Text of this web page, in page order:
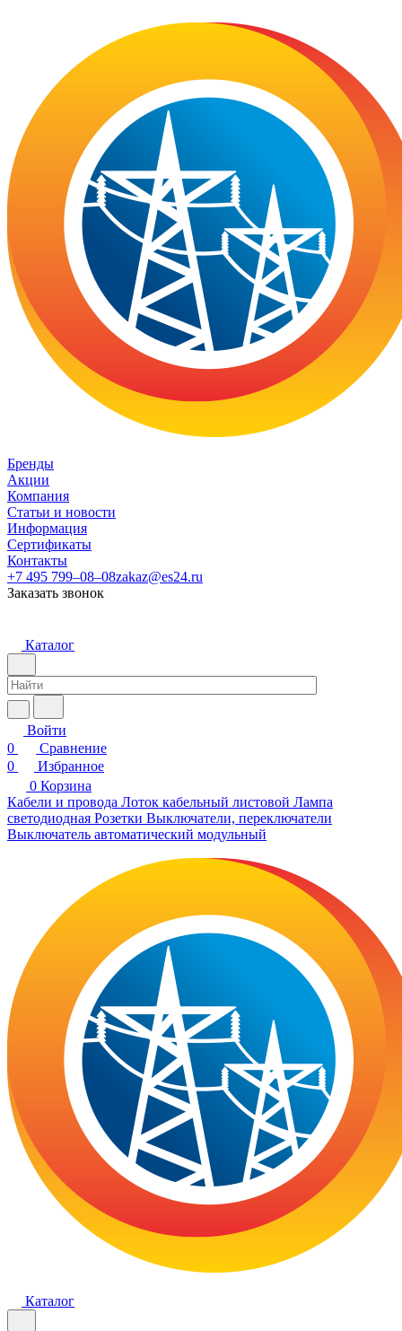
Бренды
Акции
Компания
Статьи и новости
Информация
Сертификаты
Контакты
+7 495 799–08–08zakaz@es24.ru
Заказать звонок
Каталог
Войти
0
Сравнение
0
Избранное
0 Корзина
Кабели и провода Лоток кабельный листовой Лампа
светодиодная Розетки Выключатели, переключатели
Выключатель автоматический модульный
Каталог